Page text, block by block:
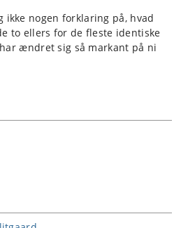
ikke nogen forklaring på, hvad
to ellers for de fleste identiske
ændret sig så markant på ni